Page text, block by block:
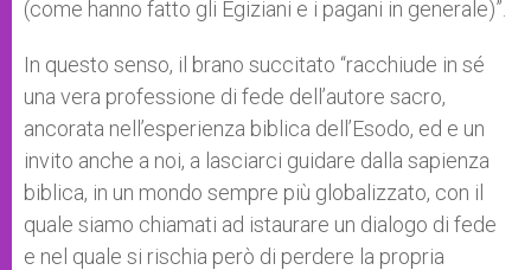
(come hanno fatto gli Egiziani e i pagani in generale)”.
In questo senso, il brano succitato “racchiude in sé
una vera professione di fede dell’autore sacro,
ancorata nell’esperienza biblica dell’Esodo, ed e un
invito anche a noi, a lasciarci guidare dalla sapienza
biblica, in un mondo sempre più globalizzato, con il
quale siamo chiamati ad istaurare un dialogo di fede
e nel quale si rischia però di perdere la propria